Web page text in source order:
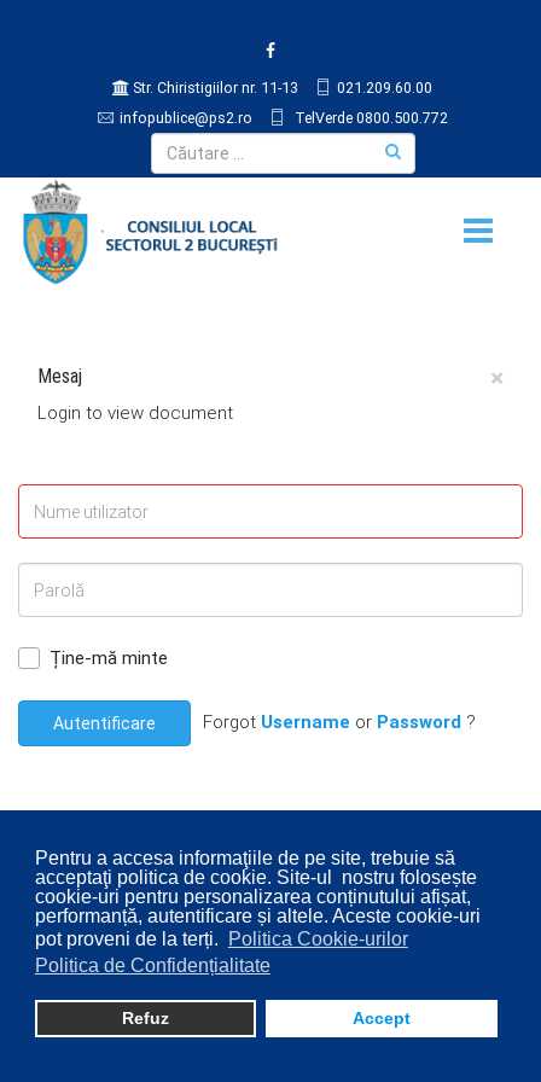
Pentru a accesa informaţiile de pe site, trebuie să
acceptaţi politica de cookie. Site-ul nostru folosește
cookie-uri pentru personalizarea conținutului afișat,
performanță, autentificare și altele. Aceste cookie-uri
pot proveni de la terți.
Politica Cookie-urilor
Politica de Confidențialitate
Refuz Accept
Str. Chiristigiilor nr. 11-13
021.209.60.00
infopublice@ps2.ro
TelVerde 0800.500.772
×
Mesaj
Login to view document
Ține-mă minte
Autentificare Forgot Username or Password ?
© 2026 Consiliul Local al Sectorului 2 București. Designed By
Direcţia Transparenţă Instituţională - Compartimentul
Digitalizare